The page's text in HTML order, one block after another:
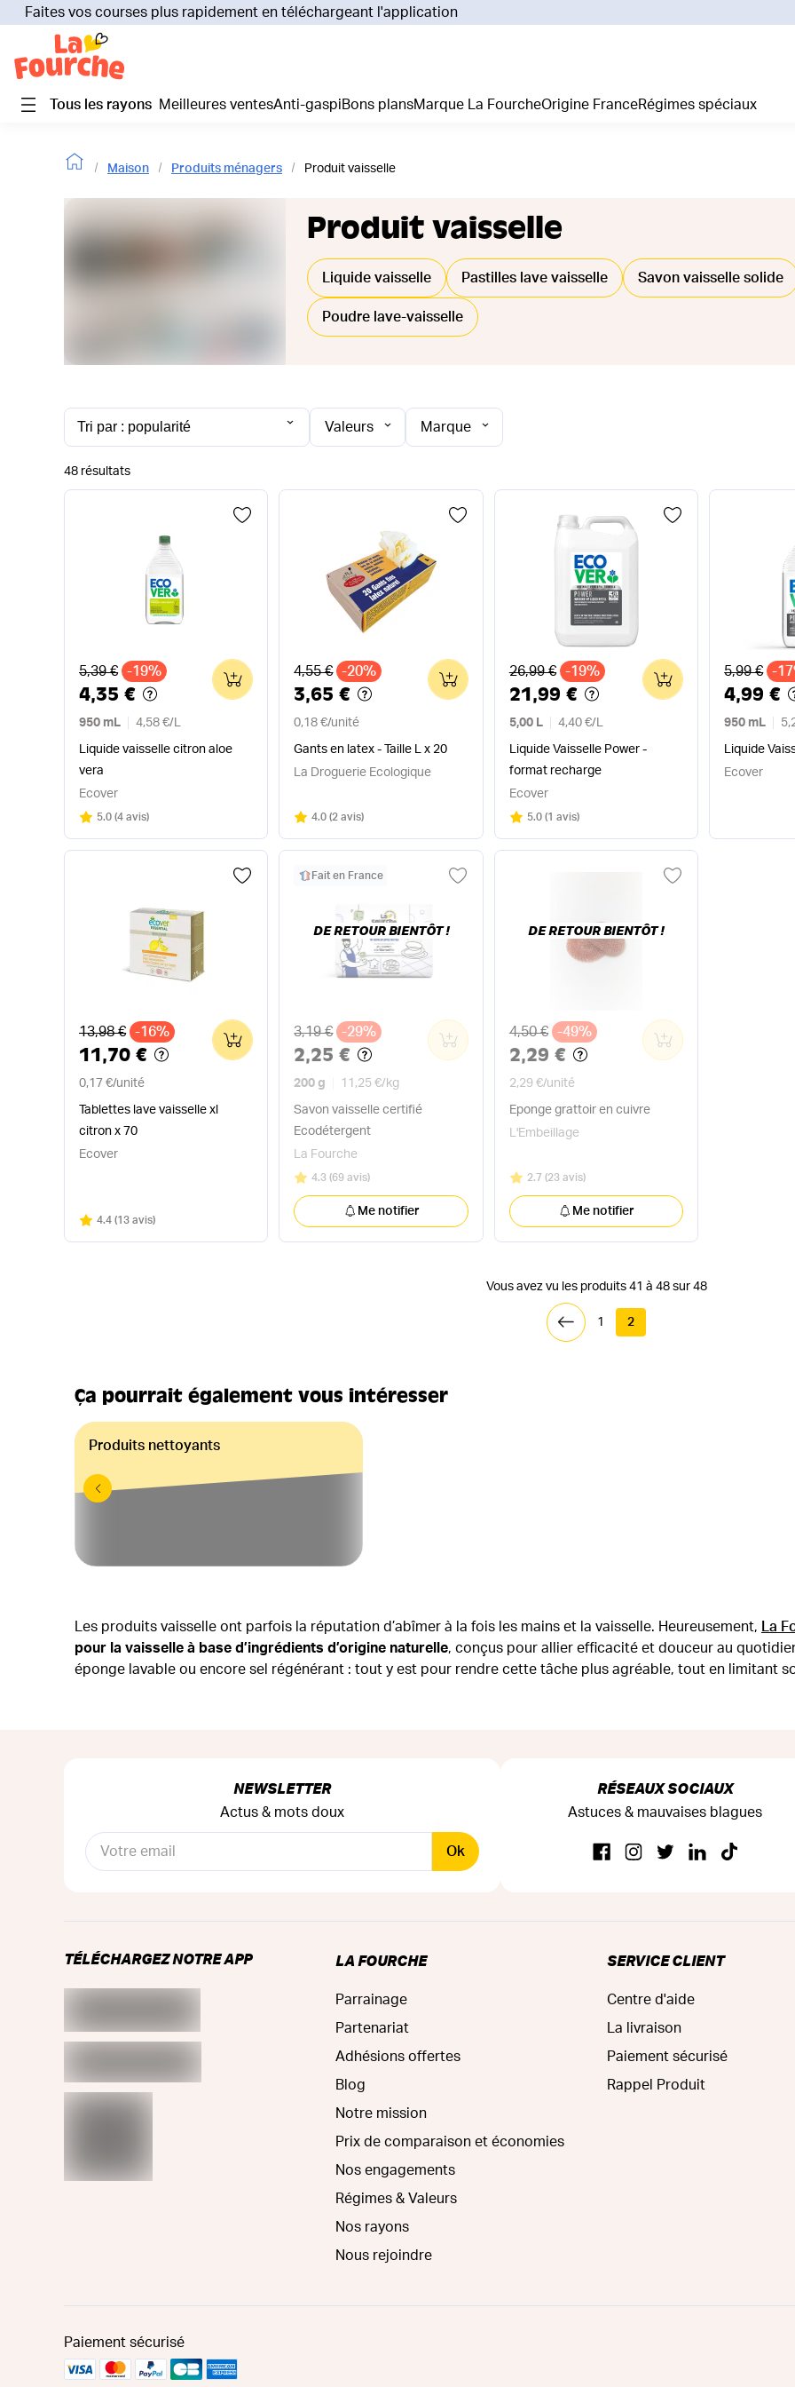
Faites vos courses plus rapidement en téléchargeant l'application
Tous les rayons Meilleures ventes Anti-gaspi Bons plans Marque La Fourche Origine France Régimes spéciaux
Maison Produits ménagers Produit vaisselle
Produit vaisselle
Liquide vaisselle Pastilles lave vaisselle Savon vaisselle solide
Poudre lave-vaisselle
Valeurs Marque
48 résultats
Ancien prix
5,39 € -19%
4,35 €
950 mL 4,58 €/L
Liquide vaisselle citron aloe
vera
0
Ecover
Note
5.0 sur 5
(4 avis)
Ancien prix
4,55 € -20%
3,65 €
0,18 €/unité
Gants en latex - Taille L x 20
0
La Droguerie Ecologique
Note
4.0sur 5
(2 avis)
Ancien prix
26,99 € -19%
21,99 €
5,00 L 4,40 €/L
Liquide Vaisselle Power -
format recharge
0
Ecover
Note
5.0 sur 5
(1 avis)
Ancien
5,99 € -
4,99 €
950 mL
Liquide
Ecover
Ancien prix
13,98 € -16%
11,70 €
0,17 €/unité
Tablettes lave vaisselle xl
citron x 70
0
Ecover
Note
4.4 sur 5
(13 avis)
Fait en France
Ancien prix
3,19 € -29%
2,25 €
200 g 11,25 €/ kg
Savon vaisselle certifié
Ecodétergent
0
La Fourche
Note
4.3sur 5
(69 avis)
DE RETOUR BIENTÔT !
Me notifier
Ancien prix
4,50 € -49%
2,29 €
2,29 €/unité
Eponge grattoir en cuivre
0
L'Embeillage
Note
2.7 sur 5
(23 avis)
DE RETOUR BIENTÔT !
Me notifier
Vous avez vu les produits 41 à 48 sur 48
1 2
Ça pourrait également vous intéresser
Produits nettoyants
Les produits vaisselle ont parfois la réputation d’abîmer à la fois les mains et la vaisselle. Heureusement, La
pour la vaisselle à base d’ingrédients d’origine naturelle, conçus pour allier efficacité et douceur au
éponge lavable ou encore sel régénérant : tout y est pour rendre cette tâche plus agréable, tout en limitant
NEWSLETTER
Actus & mots doux
Ok
RÉSEAUX SOCIAUX
Astuces & mauvaises blagues
TÉLÉCHARGEZ NOTRE APP LA FOURCHE
Parrainage
Partenariat
Adhésions offertes
Blog
Notre mission
Prix de comparaison et économies
Nos engagements
Régimes & Valeurs
Nos rayons
Nous rejoindre
SERVICE CLIENT
Centre d'aide
La livraison
Paiement sécurisé
Rappel Produit
Paiement sécurisé